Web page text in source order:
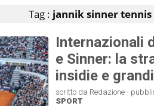
Tag : jannik sinner
Internazionali
e Sinner: la
insidie e
scritto da Redazione -
SPORT